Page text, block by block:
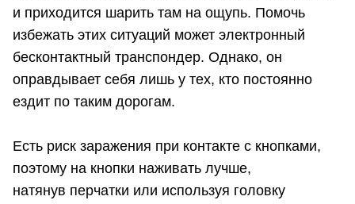
и приходится шарить там на ощупь. Помочь
избежать этих ситуаций может электронный
бесконтактный транспондер. Однако, он
оправдывает себя лишь у тех, кто постоянно
ездит по таким дорогам.
Есть риск заражения при контакте с кнопками,
поэтому на кнопки наживать лучше,
натянув перчатки или используя головку